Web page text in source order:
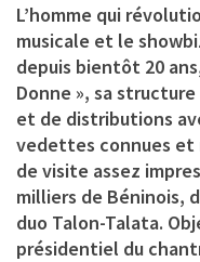
L’homme qui
musicale et le
depuis bientôt 20
Donne », sa
et de distributions
vedettes connues et
de visite assez
milliers de Béninois,
duo Talon-Talata.
présidentiel du